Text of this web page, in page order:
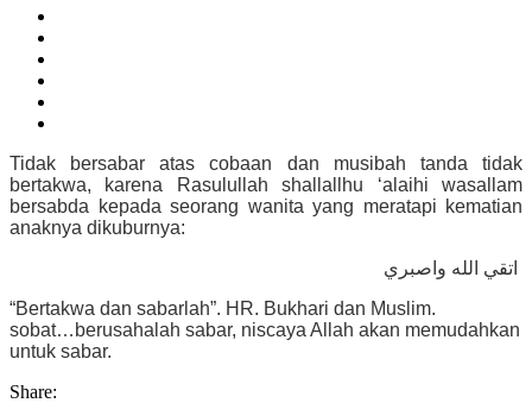
Tidak bersabar atas cobaan dan musibah tanda tidak
bertakwa, karena Rasulullah shallallhu ‘alaihi wasallam
bersabda kepada seorang wanita yang meratapi kematian
anaknya dikuburnya:
اتقي الله واصبري
“Bertakwa dan sabarlah”. HR. Bukhari dan Muslim.
sobat…berusahalah sabar, niscaya Allah akan memudahkan
untuk sabar.
Share: